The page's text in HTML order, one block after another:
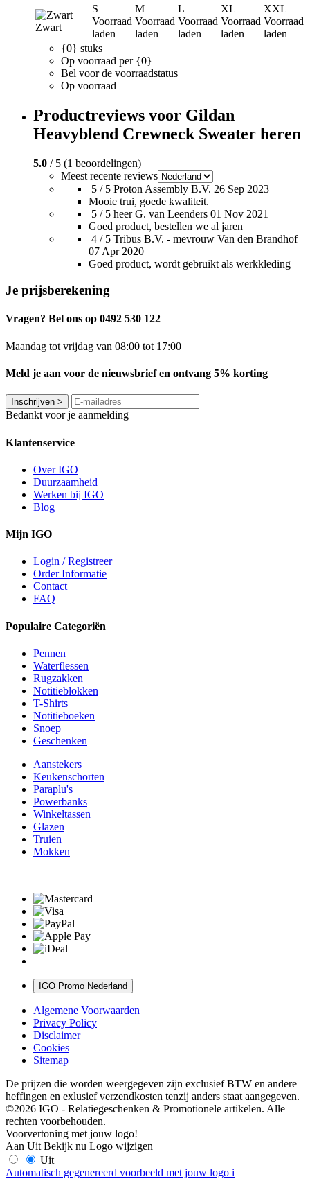
Zwart
S
Voorraad
laden
M
Voorraad
laden
L
Voorraad
laden
XL
Voorraad
laden
XXL
Voorraad
laden
{0} stuks
Op voorraad per {0}
Bel voor de voorraadstatus
Op voorraad
Productreviews voor Gildan
Heavyblend Crewneck Sweater heren
5.0 / 5 (1 beoordelingen)
Meest recente reviews
5 / 5 Proton Assembly B.V. 26 Sep 2023
Mooie trui, goede kwaliteit.
5 / 5 heer G. van Leenders 01 Nov 2021
Goed product, bestellen we al jaren
4 / 5 Tribus B.V. - mevrouw Van den Brandhof
07 Apr 2020
Goed product, wordt gebruikt als werkkleding
Je prijsberekening
Vragen? Bel ons op 0492 530 122
Maandag tot vrijdag van 08:00 tot 17:00
Meld je aan voor de nieuwsbrief en ontvang 5% korting
Inschrijven >
Bedankt voor je aanmelding
Klantenservice
Over IGO
Duurzaamheid
Werken bij IGO
Blog
Mijn IGO
Login / Registreer
Order Informatie
Contact
FAQ
Populaire Categoriën
Pennen
Waterflessen
Rugzakken
Notitieblokken
T-Shirts
Notitieboeken
Snoep
Geschenken
Aanstekers
Keukenschorten
Paraplu's
Powerbanks
Winkeltassen
Glazen
Truien
Mokken
IGO Promo Nederland
Algemene Voorwaarden
Privacy Policy
Disclaimer
Cookies
Sitemap
De prijzen die worden weergegeven zijn exclusief BTW en andere
heffingen en exlusief verzendkosten tenzij anders staat aangegeven.
©2026 IGO - Relatiegeschenken & Promotionele artikelen. Alle
rechten voorbehouden.
Voorvertoning met jouw logo!
Aan Uit Bekijk nu Logo wijzigen
Uit
Automatisch gegenereerd voorbeeld met jouw logo i